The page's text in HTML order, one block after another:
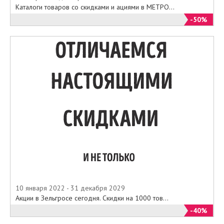
Каталоги товаров со скидками и ациями в МЕТРО...
-50%
10 января 2022 - 31 декабря 2029
Акции в Зельгросе сегодня. Скидки на 1000 тов...
-40%